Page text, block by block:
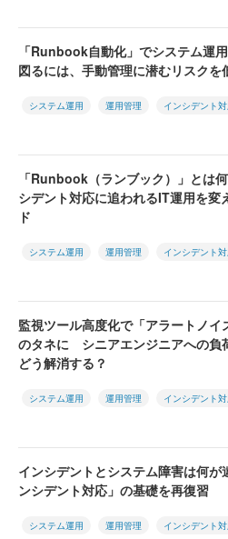
「Runbook自動化」でシステム運
図るには、手動管理に潜むリスクを
システム運用 運用管理 インシデント
「Runbook（ランブック）」とは
シデント対応に追われるIT運用を変
ド
システム運用 運用管理 インシデント
監視ツール高度化で「アラートノイ
のタネに シニアエンジニアへの負
どう解消する？
システム運用 運用管理 インシデント
インシデントとシステム障害は何が
ンシデント対応」の基礎を再復習
システム運用 運用管理 インシデント